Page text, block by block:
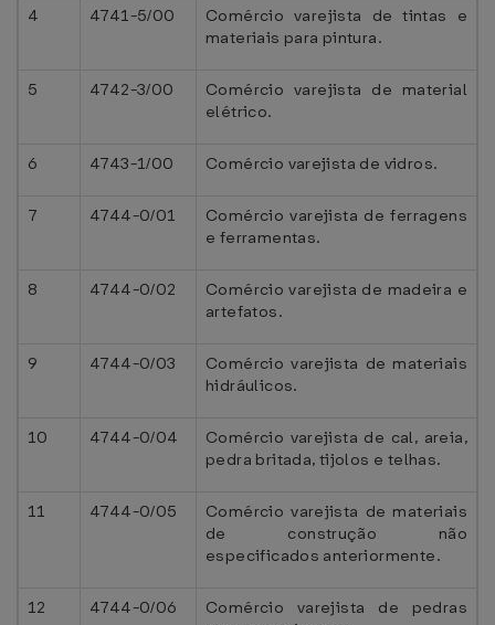
4 4741-5/00
Comércio varejista de tintas e
materiais para pintura.
5 4742-3/00
Comércio varejista de material
elétrico.
6 4743-1/00 Comércio varejista de vidros.
7 4744-0/01
Comércio varejista de ferragens
e ferramentas.
8 4744-0/02
Comércio varejista de madeira e
artefatos.
9 4744-0/03
Comércio varejista de materiais
hidráulicos.
10 4744-0/04
Comércio varejista de cal, areia,
pedra britada, tijolos e telhas.
11 4744-0/05
Comércio varejista de materiais
de construção não
especificados anteriormente.
12 4744-0/06
Comércio varejista de pedras